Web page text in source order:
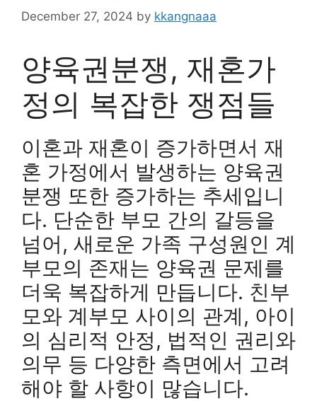
December 27, 2024 by kkangnaaa
양육권분쟁, 재혼가
정의 복잡한 쟁점들
이혼과 재혼이 증가하면서 재
혼 가정에서 발생하는 양육권
분쟁 또한 증가하는 추세입니
다. 단순한 부모 간의 갈등을
넘어, 새로운 가족 구성원인 계
부모의 존재는 양육권 문제를
더욱 복잡하게 만듭니다. 친부
모와 계부모 사이의 관계, 아이
의 심리적 안정, 법적인 권리와
의무 등 다양한 측면에서 고려
해야 할 사항이 많습니다.